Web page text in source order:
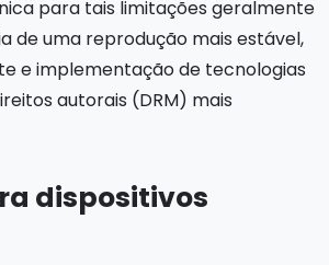
para tais limitações geralmente
de uma reprodução mais estável,
e implementação de tecnologias
autorais (DRM) mais
dispositivos